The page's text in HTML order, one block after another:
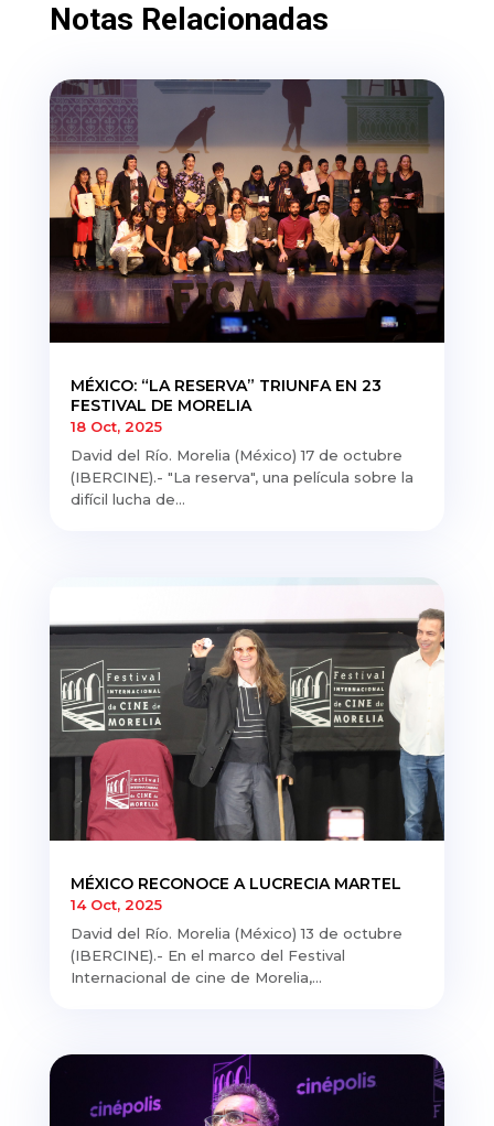
Notas Relacionadas
MÉXICO: “LA RESERVA” TRIUNFA EN 23
FESTIVAL DE MORELIA
18 Oct, 2025
David del Río. Morelia (México) 17 de octubre
(IBERCINE).- "La reserva", una película sobre la
difícil lucha de...
MÉXICO RECONOCE A LUCRECIA MARTEL
14 Oct, 2025
David del Río. Morelia (México) 13 de octubre
(IBERCINE).- En el marco del Festival
Internacional de cine de Morelia,...